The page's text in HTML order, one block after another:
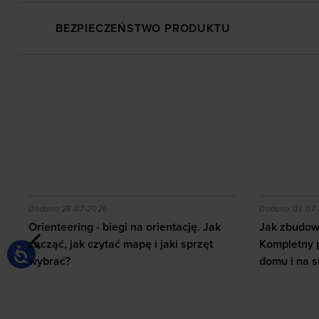
BEZPIECZEŃSTWO PRODUKTU
z ab wheel i jakie efekty daje trening?
Orienteering - biegi na orientację. Jak zacząć, jak
Dodano:28-07-2026
Orienteering - biegi na orientację. Jak
zacząć, jak czytać mapę i jaki sprzęt
wybrać?
Jak
Dodano: 03-
Jak
Kompletny
domu i na